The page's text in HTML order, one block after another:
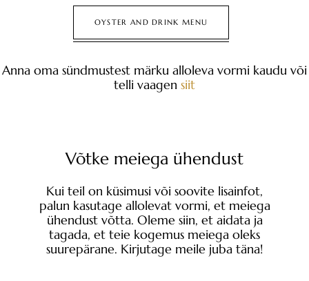
OYSTER AND DRINK MENU
Anna oma sündmustest märku alloleva vormi kaudu või
telli vaagen siit
Võtke meiega ühendust
Kui teil on küsimusi või soovite lisainfot,
palun kasutage allolevat vormi, et meiega
ühendust võtta. Oleme siin, et aidata ja
tagada, et teie kogemus meiega oleks
suurepärane. Kirjutage meile juba täna!